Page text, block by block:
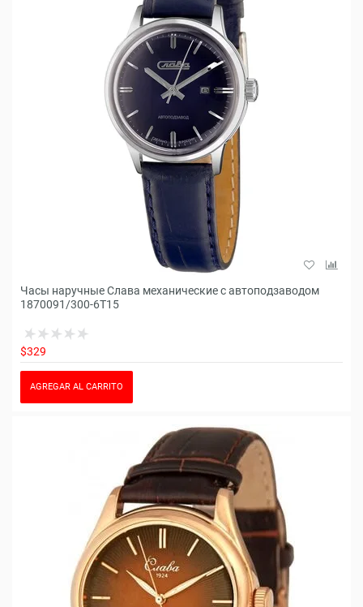
Часы наручные Слава механические с автоподзаводом
1870091/300-6Т15
$329
AGREGAR AL CARRITO